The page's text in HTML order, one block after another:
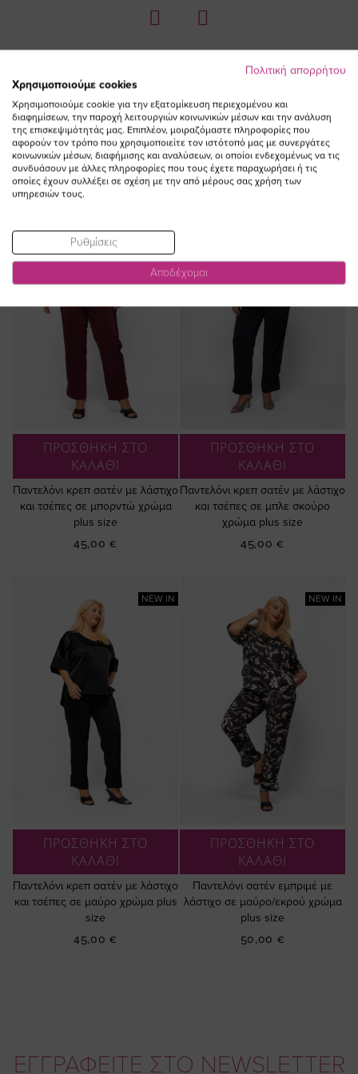
ΠΡΟΣΘΗΚΗ ΣΤΟ
ΚΑΛΑΘΙ
Παντελόνι κρεπ σατέν με λάστιχο
και τσέπες σε μπορντώ χρώμα
plus size
45,00 €
ΠΡΟΣΘΗΚΗ ΣΤΟ
ΚΑΛΑΘΙ
Παντελόνι κρεπ σατέν με λάστιχο
και τσέπες σε μπλε σκούρο
χρώμα plus size
45,00 €
NEW IN
ΠΡΟΣΘΗΚΗ ΣΤΟ
ΚΑΛΑΘΙ
Παντελόνι κρεπ σατέν με λάστιχο
και τσέπες σε μαύρο χρώμα plus
size
45,00 €
NEW IN
ΠΡΟΣΘΗΚΗ ΣΤΟ
ΚΑΛΑΘΙ
Παντελόνι σατέν εμπριμέ με
λάστιχο σε μαύρο/εκρού χρώμα
plus size
50,00 €
ΔΕΙΤΕ ΕΠΙΣΗΣ
ΕΓΓΡΑΦΕΙΤΕ ΣΤΟ NEWSLETTER
Πολιτική απορρήτου
Χρησιμοποιούμε cookies
Χρησιμοποιούμε cookie για την εξατομίκευση περιεχομένου και
διαφημίσεων, την παροχή λειτουργιών κοινωνικών μέσων και την ανάλυση
της επισκεψιμότητάς μας. Επιπλέον, μοιραζόμαστε πληροφορίες που
αφορούν τον τρόπο που χρησιμοποιείτε τον ιστότοπό μας με συνεργάτες
κοινωνικών μέσων, διαφήμισης και αναλύσεων, οι οποίοι ενδεχομένως να τις
συνδυάσουν με άλλες πληροφορίες που τους έχετε παραχωρήσει ή τις
οποίες έχουν συλλέξει σε σχέση με την από μέρους σας χρήση των
υπηρεσιών τους.
Ρυθμίσεις
Αποδέχομαι